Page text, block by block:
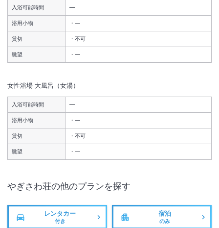
入浴可能時間 ―
浴用小物 ―
貸切 不可
眺望 ―
女性浴場 大風呂（女湯）
入浴可能時間 ―
浴用小物 ―
貸切 不可
眺望 ―
やぎさわ荘の他のプランを探す
レンタカー
付き
宿泊
のみ